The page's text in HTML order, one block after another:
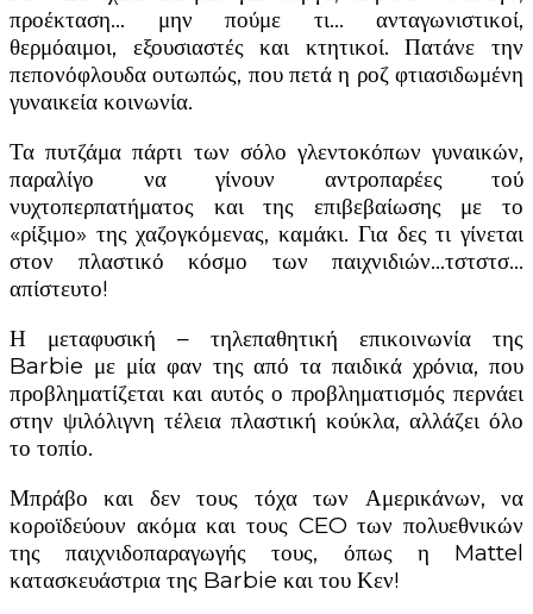
προέκταση… μην πούμε τι… ανταγωνιστικοί,
θερμόαιμοι, εξουσιαστές και κτητικοί. Πατάνε την
πεπονόφλουδα ουτωπώς, που πετά η ροζ φτιασιδωμένη
γυναικεία κοινωνία.
Τα πυτζάμα πάρτι των σόλο γλεντοκόπων γυναικών,
παραλίγο να γίνουν αντροπαρέες τού
νυχτοπερπατήματος και της επιβεβαίωσης με το
«ρίξιμο» της χαζογκόμενας, καμάκι. Για δες τι γίνεται
στον πλαστικό κόσμο των παιχνιδιών…τστστσ…
απίστευτο!
Η μεταφυσική – τηλεπαθητική επικοινωνία της
Barbie με μία φαν της από τα παιδικά χρόνια, που
προβληματίζεται και αυτός ο προβληματισμός περνάει
στην ψιλόλιγνη τέλεια πλαστική κούκλα, αλλάζει όλο
το τοπίο.
Μπράβο και δεν τους τόχα των Αμερικάνων, να
κοροϊδεύουν ακόμα και τους CEO των πολυεθνικών
της παιχνιδοπαραγωγής τους, όπως η Mattel
κατασκευάστρια της Barbie και του Κεν!